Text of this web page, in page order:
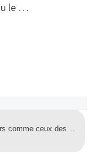
le …
comme ceux des